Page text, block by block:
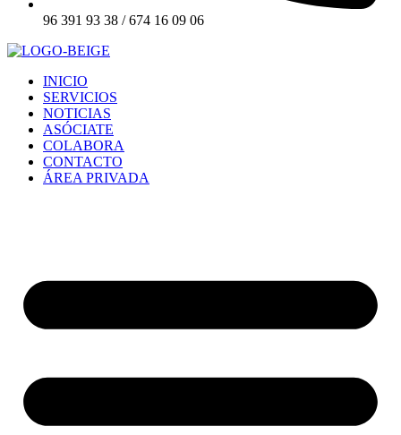
96 391 93 38 / 674 16 09 06
INICIO
SERVICIOS
NOTICIAS
ASÓCIATE
COLABORA
CONTACTO
ÁREA PRIVADA